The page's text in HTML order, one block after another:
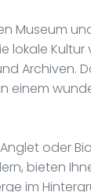
Museum
lokale Kultur
Archiven.
einem
oder
bieten
im